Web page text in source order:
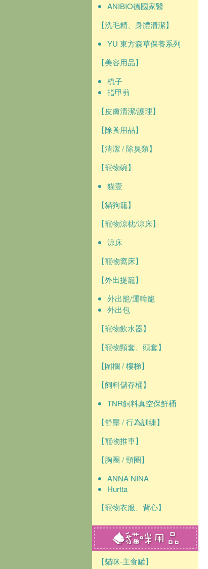
ANIBIO德國家醫
【洗毛精、身體清潔】
YU 東方森草保養系列
【美容用品】
梳子
指甲剪
【皮膚清潔/護理】
【除蚤用品】
【清潔 / 除臭類】
【寵物碗】
貓壹
【貓狗籠】
【寵物涼枕/涼床】
涼床
【寵物窩床】
【外出提籠】
外出籠/運輸籠
外出包
【寵物飲水器】
【寵物頸套、頭套】
【圍欄 / 樓梯】
【飼料儲存桶】
TNR飼料真空保鮮桶
【舒壓 / 行為訓練】
【寵物推車】
【胸圈 / 頸圈】
ANNA NINA
Hurtta
【寵物衣服、背心】
【貓咪-主食罐】